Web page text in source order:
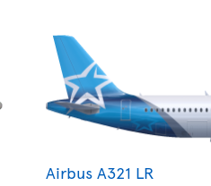
Airbus A321 LR